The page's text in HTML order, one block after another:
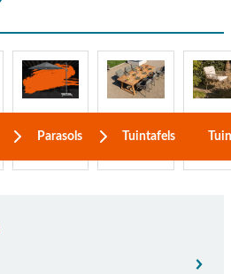
Parasols Tuintafels